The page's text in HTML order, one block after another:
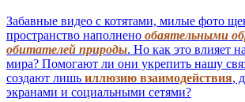
Забавные видео с котятами, милые фото
пространство наполнено обаятельными
обитателей природы. Но как это влияет
мира? Помогают ли они укрепить нашу
создают лишь иллюзию взаимодействия,
экранами и социальными сетями?